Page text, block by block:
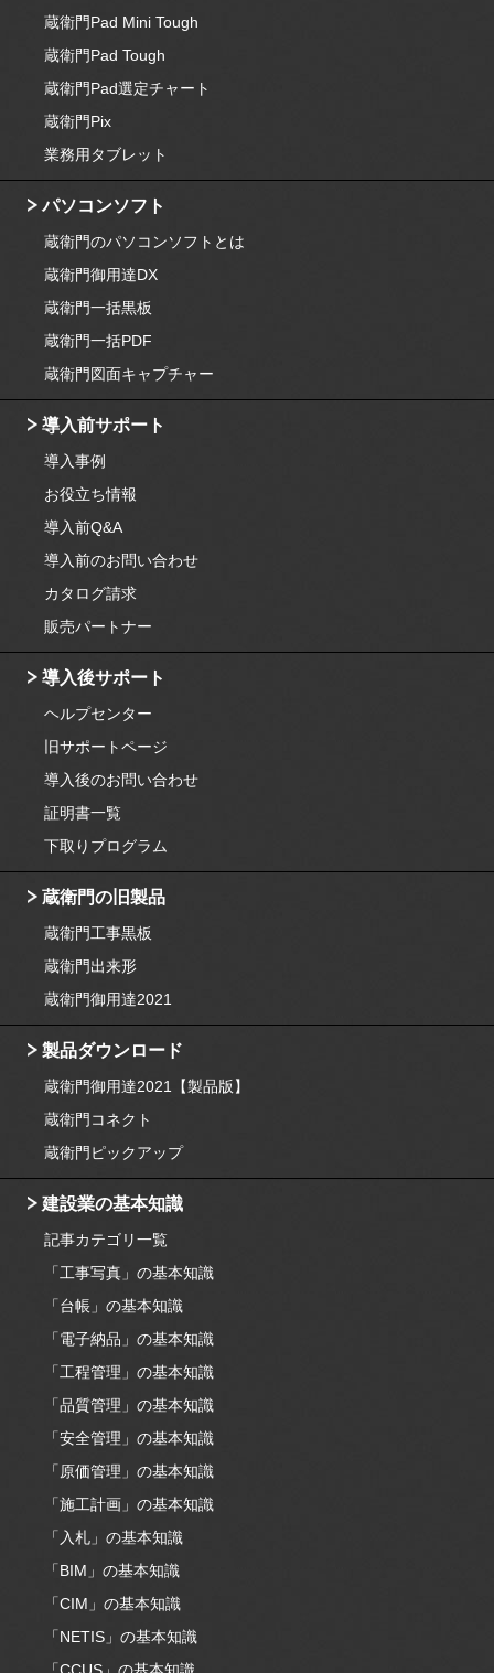
蔵衛門Pad Mini Tough
蔵衛門Pad Tough
蔵衛門Pad選定チャート
蔵衛門Pix
業務用タブレット
パソコンソフト
蔵衛門のパソコンソフトとは
蔵衛門御用達DX
蔵衛門一括黒板
蔵衛門一括PDF
蔵衛門図面キャプチャー
導入前サポート
導入事例
お役立ち情報
導入前Q&A
導入前のお問い合わせ
カタログ請求
販売パートナー
導入後サポート
ヘルプセンター
旧サポートページ
導入後のお問い合わせ
証明書一覧
下取りプログラム
蔵衛門の旧製品
蔵衛門工事黒板
蔵衛門出来形
蔵衛門御用達2021
製品ダウンロード
蔵衛門御用達2021【製品版】
蔵衛門コネクト
蔵衛門ピックアップ
建設業の基本知識
記事カテゴリ一覧
「工事写真」の基本知識
「台帳」の基本知識
「電子納品」の基本知識
「工程管理」の基本知識
「品質管理」の基本知識
「安全管理」の基本知識
「原価管理」の基本知識
「施工計画」の基本知識
「入札」の基本知識
「BIM」の基本知識
「CIM」の基本知識
「NETIS」の基本知識